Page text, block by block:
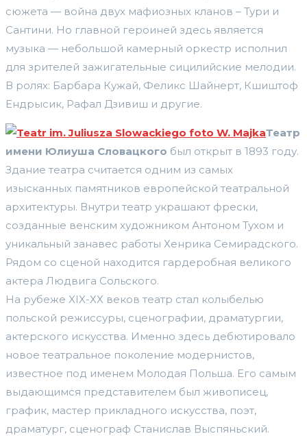
сюжета — война двух мафиозных кланов – Тури и
Сантини. Но главной героиней здесь является
музыка — небольшой камерный оркестр исполнил
для зрителей зажигательные сицилийские мелодии.
В ролях: Барбара Кужай, Феликс Шайнерт, Кшиштоф
Ендрысик, Рафал Дзивиш и другие.
Театр
имени Юлиуша Словацкого был открыт в 1893 году.
Здание театра считается одним из самых
изысканных памятников европейской театральной
архитектуры. Внутри театр украшают фрески,
созданные венским художником Антоном Тухом и
уникальный занавес работы Хенрика Семирадского.
Рядом со сценой находится гардеробная великого
актера Людвига Сольского.
На рубеже XIX-ХХ веков театр стал колыбелью
польской режиссуры, сценографии, драматургии,
актерского искусства. Именно здесь дебютировало
новое театральное поколение модернистов,
известное под именем Молодая Польша. Его самым
выдающимся представителем был живописец,
график, мастер прикладного искусства, поэт,
драматург, сценограф Станислав Выспяньский.